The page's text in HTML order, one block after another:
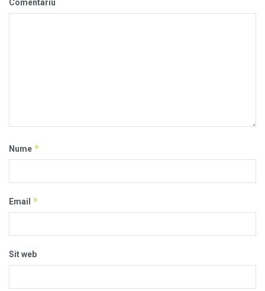
Comentariu
Nume *
Email *
Sit web